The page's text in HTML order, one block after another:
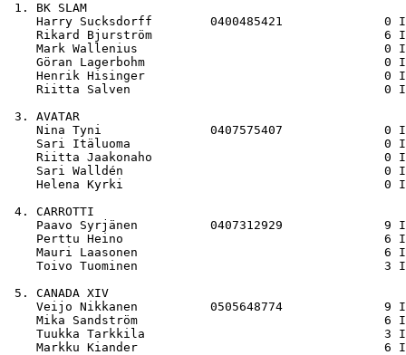
1. BK SLAM
Harry Sucksdorff        0400485421              0
Rikard Bjurström                                6
Mark Wallenius                                  0
Göran Lagerbohm                                 0
Henrik Hisinger                                 0
Riitta Salven                                   0
3. AVATAR
Nina Tyni               0407575407              0
Sari Itäluoma                                   0
Riitta Jaakonaho                                0
Sari Walldén                                    0
Helena Kyrki                                    0
4. CARROTTI
Paavo Syrjänen          0407312929              9
Perttu Heino                                    6
Mauri Laasonen                                  6
Toivo Tuominen                                  3
5. CANADA XIV
Veijo Nikkanen          0505648774              9
Mika Sandström                                  6
Tuukka Tarkkila                                 3
Markku Kiander                                  6